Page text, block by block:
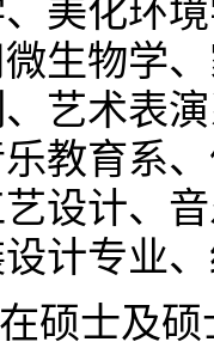
美化环
微生物学
艺术表
教育系
设计、
计专业
在硕士及